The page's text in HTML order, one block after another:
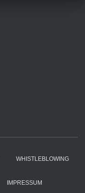
WHISTLEBLOWING
IMPRESSUM